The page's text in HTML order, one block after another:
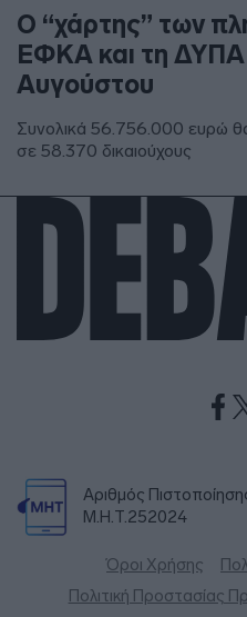
Ο “χάρτης” των
ΕΦΚΑ και τη ΔΥΠΑ
Αυγούστου
Συνολικά 56.756.000 ευρώ
σε 58.370 δικαιούχους
Αριθμός
Μ.Η.Τ.252024
Όροι Χρήσης
Πολιτική Προστασίας